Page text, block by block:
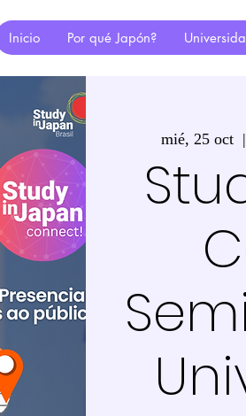
Inicio Por qué Japón?
mié, 25 oct
  |